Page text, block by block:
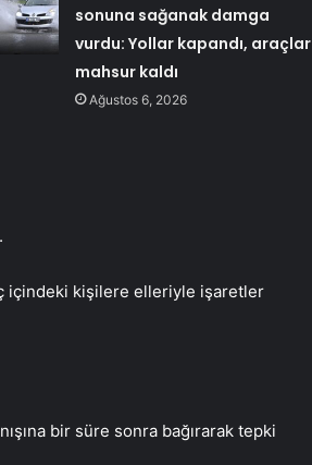
sonuna sağanak damga
vurdu: Yollar kapandı, araçlar
mahsur kaldı
Ağustos 6, 2026
içindeki kişilere elleriyle işaretler
bir süre sonra bağırarak tepki